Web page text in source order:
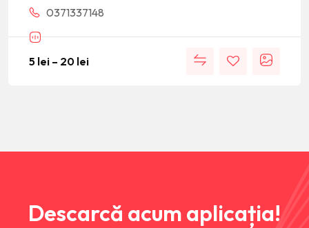
0371337148
5 lei – 20 lei
Descarcă acum aplicația!